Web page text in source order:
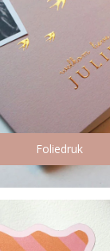
Foliedruk